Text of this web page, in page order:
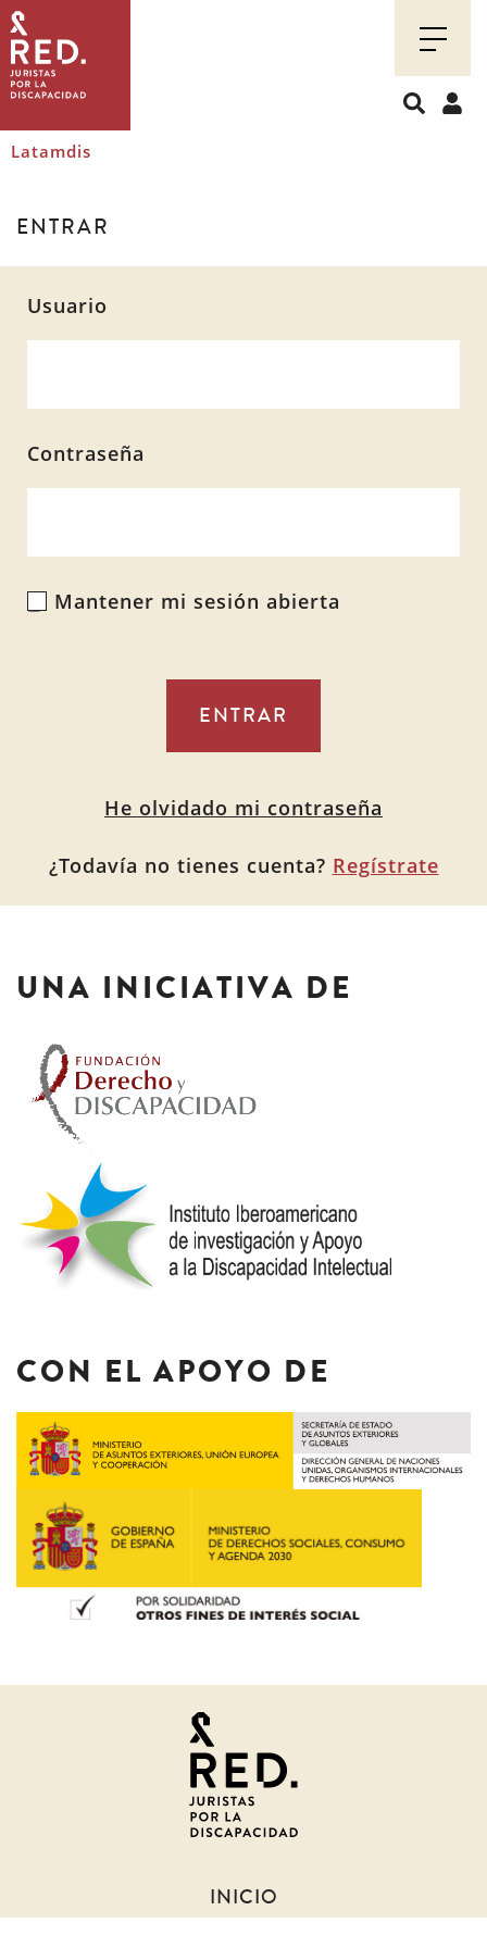
Juristas
por
la
discapacidad
Latamdis
ENTRAR
Usuario
Contraseña
Mantener mi sesión abierta
Alternative:He olvidado mi contraseña
¿Todavía no tienes cuenta? Regístrate
UNA INICIATIVA DE
CON EL APOYO DE
discapacidad
INICIO
SOBRE NOSOTROS